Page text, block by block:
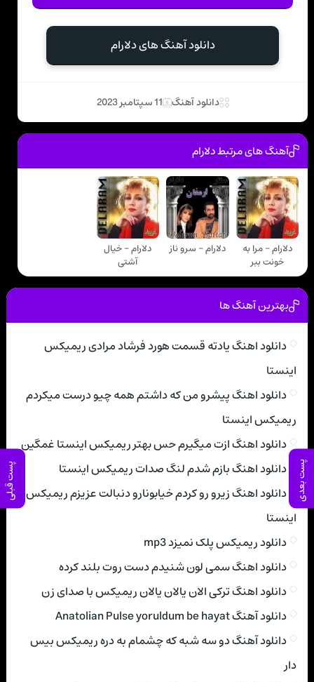
پست بعدی پست قبلی
دانلود آهنگ های دلارام
دانلود آهنگ 11 سپتامبر 2023
آهنگ های مرتبط دلارام
دلارام - مرا به
خونت ببر
دلارام - سرو ناز
دلارام - خیال
آشتی
بهترین آهنگ ها
دانلود اهنگ یادته قسمت هورد فرشاد مرادی ریمیکس
اینستا
دانلود اهنگ پیشرو من که داشتم همه چیو درست میکردم
ریمیکس اینستا
دانلود اهنگ ازت میگیرم حس بهتر ریمیکس اینستا غمگین
دانلود اهنگ بازم شدم لنگ صدات ریمیکس اینستا
دانلود اهنگ زیرو رو کردم خیابونارو دنبالت عزیزم ریمیکس
اینستا
دانلود ریمیکس پلک نمیزد mp3
دانلود اهنگ سمی لون شنیدم دست روت بلند کرده
دانلود اهنگ ترکی الان یالان یالان ریمیکس با صدای زن
دانلود آهنگ Anatolian Pulse yoruldum be hayat
دانلود آهنگ دو سه شبه که چشمام به دره ریمیکس بیس
دار